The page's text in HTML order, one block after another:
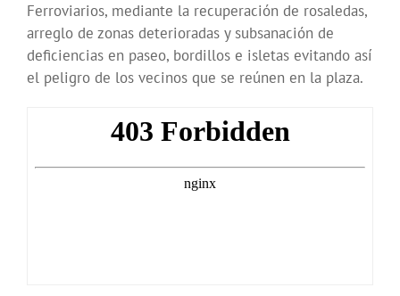
Ferroviarios, mediante la recuperación de rosaledas,
arreglo de zonas deterioradas y subsanación de
deficiencias en paseo, bordillos e isletas evitando así
el peligro de los vecinos que se reúnen en la plaza.